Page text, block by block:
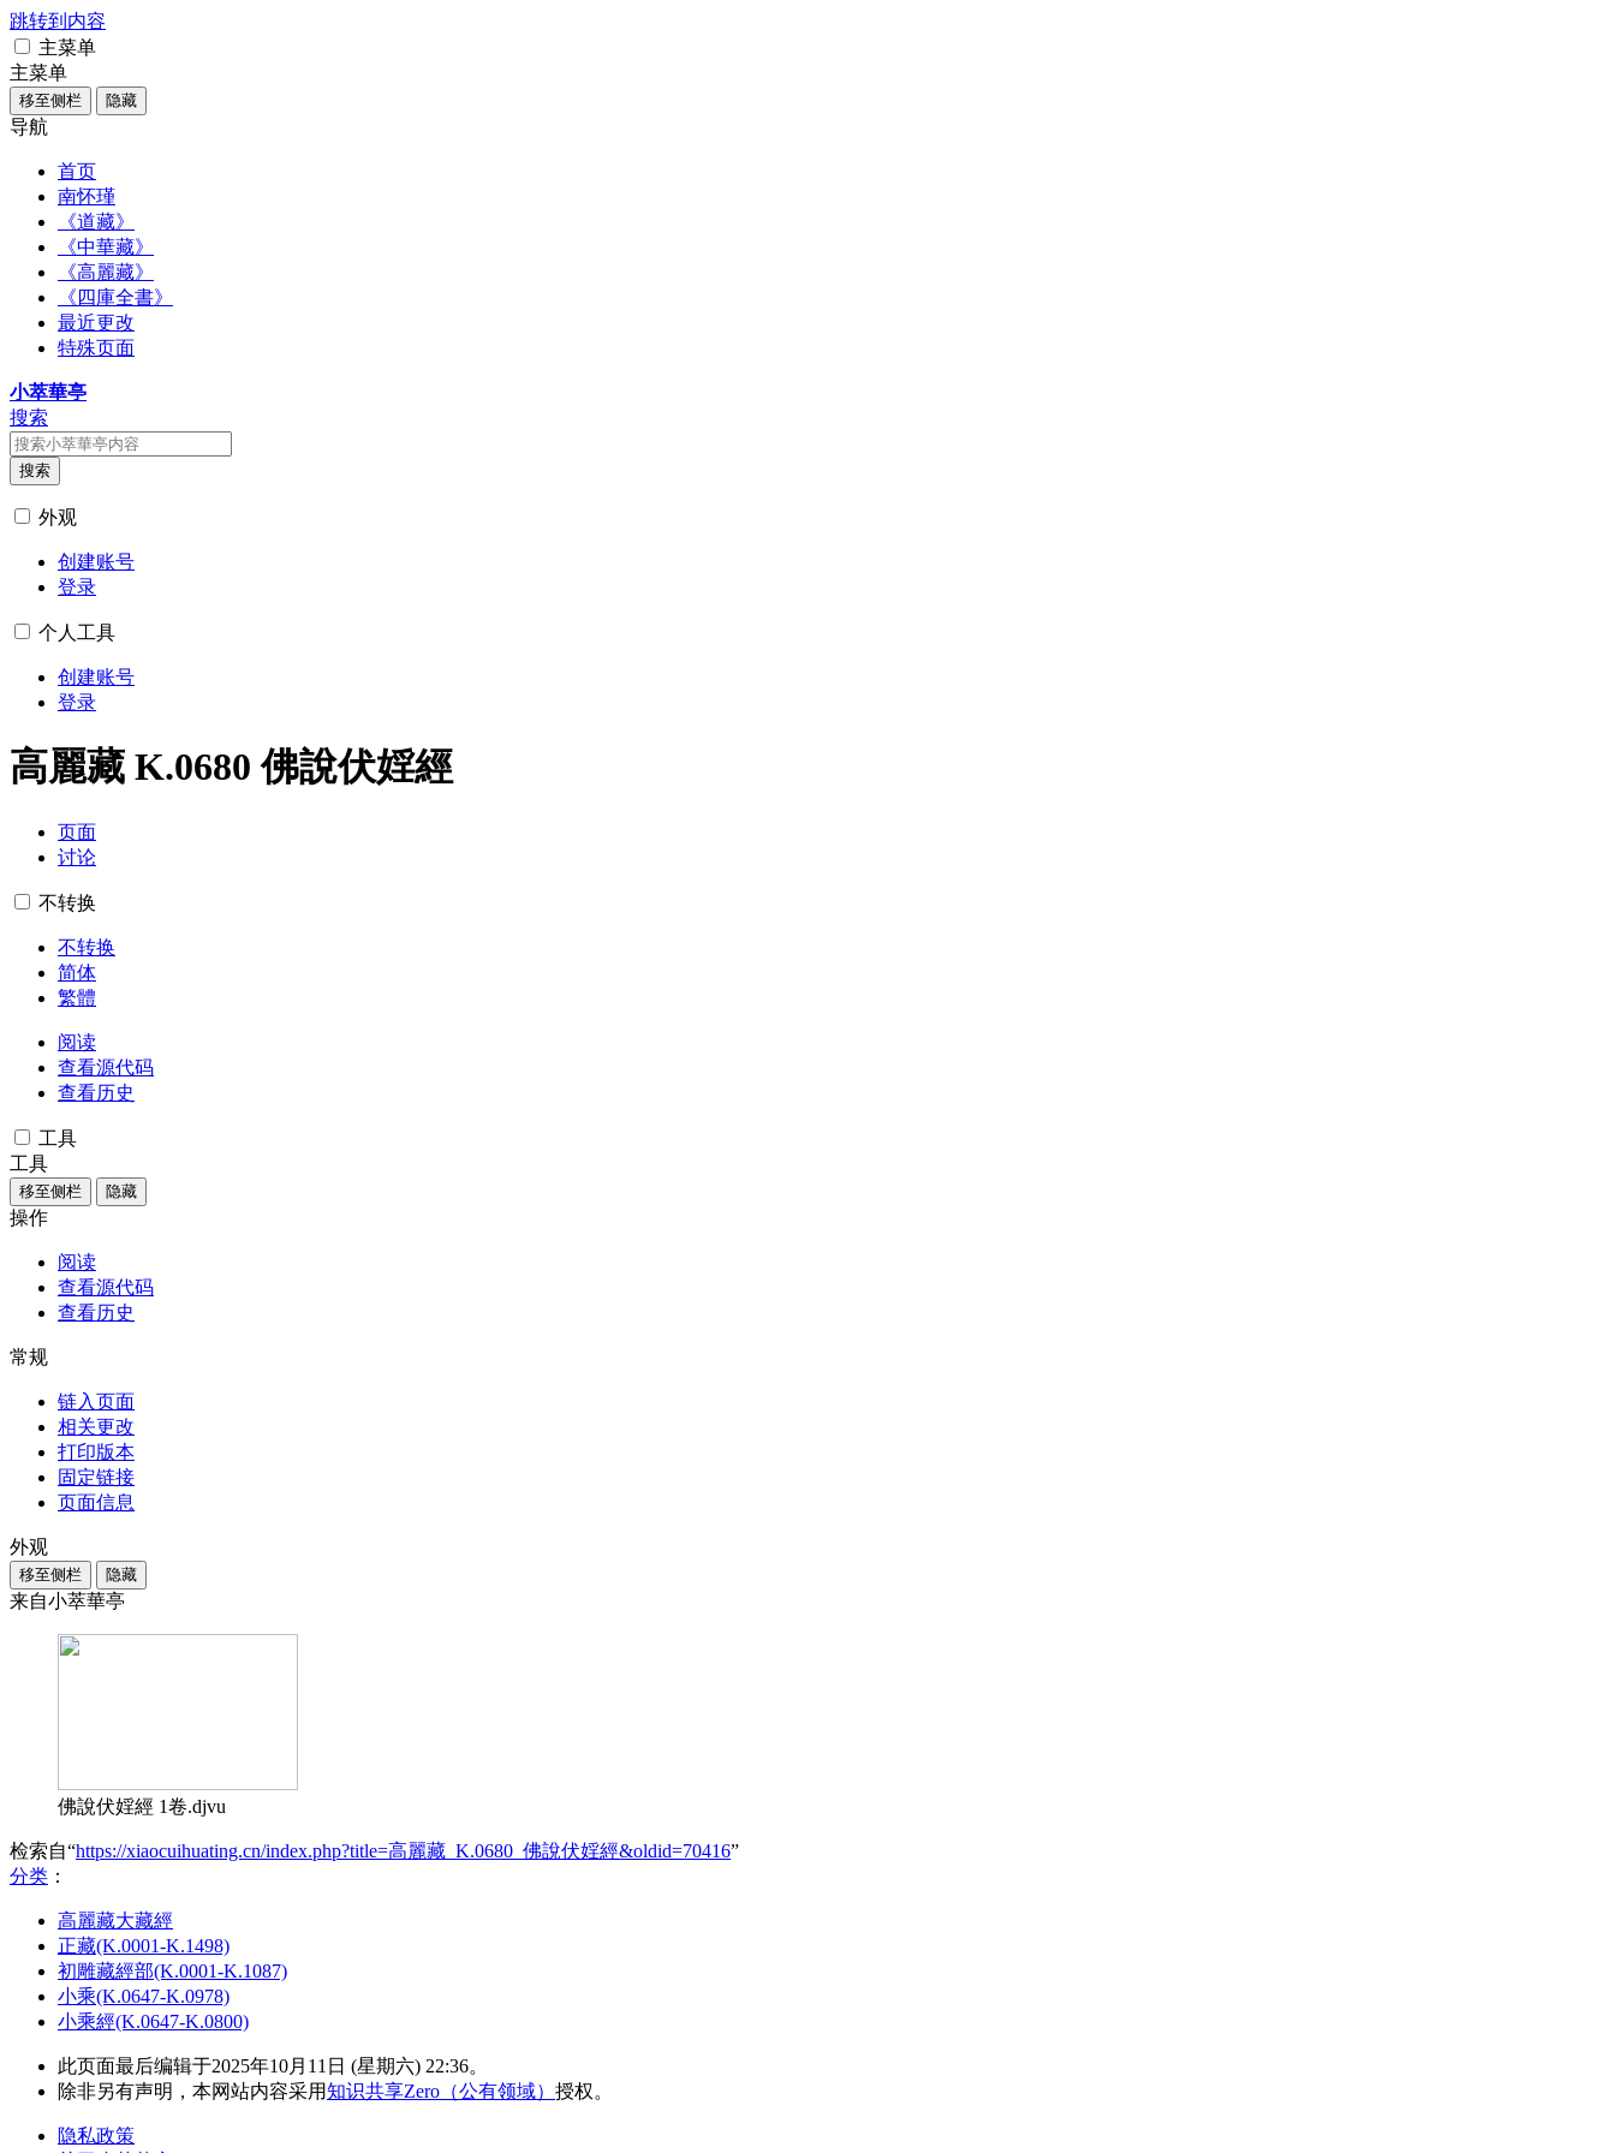
跳转到内容
主菜单
主菜单
移至侧栏 隐藏
导航
首页
南怀瑾
《道藏》
《中華藏》
《高麗藏》
《四庫全書》
最近更改
特殊页面
小萃華亭
搜索
搜索
外观
创建账号
登录
个人工具
创建账号
登录
高麗藏 K.0680 佛說伏婬經
页面
讨论
不转换
不转换
简体
繁體
阅读
查看源代码
查看历史
工具
工具
移至侧栏 隐藏
操作
阅读
查看源代码
查看历史
常规
链入页面
相关更改
打印版本
固定链接
页面信息
外观
移至侧栏 隐藏
来自小萃華亭
佛說伏婬經 1卷.djvu
检索自“https://xiaocuihuating.cn/index.php?title=高麗藏_K.0680_佛說伏婬經&oldid=70416”
分类 ：​
高麗藏大藏經
正藏(K.0001-K.1498)
初雕藏經部(K.0001-K.1087)
小乘(K.0647-K.0978)
小乘經(K.0647-K.0800)
此页面最后编辑于2025年10月11日 (星期六) 22:36。
除非另有声明，本网站内容采用知识共享Zero（公有领域） 授权。
隐私政策